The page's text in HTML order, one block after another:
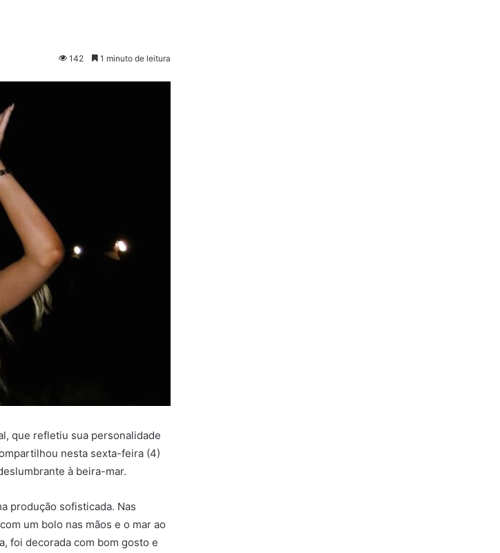
142 1 minuto de leitura
que refletiu sua personalidade
nesta sexta-feira (4)
à beira-mar.
produção sofisticada. Nas
um bolo nas mãos e o mar ao
foi decorada com bom gosto e